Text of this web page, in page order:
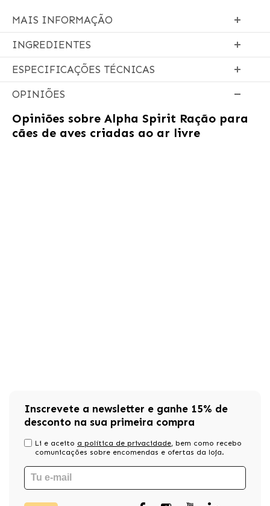
MAIS INFORMAÇÃO
INGREDIENTES
ESPECIFICAÇÕES TÉCNICAS
OPINIÕES
Opiniões sobre Alpha Spirit Ração para
cães de aves criadas ao ar livre
Inscrevete a newsletter e ganhe 15% de
desconto na sua primeira compra
Li e aceito a política de privacidade, bem como recebo
comunicações sobre encomendas e ofertas da loja.